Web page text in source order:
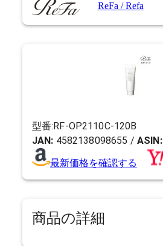
ReFa /Refa
型番:RF-OP2110C-120B
JAN: 4582138098655 / ASIN:
最新価格を確認する
商品の詳細